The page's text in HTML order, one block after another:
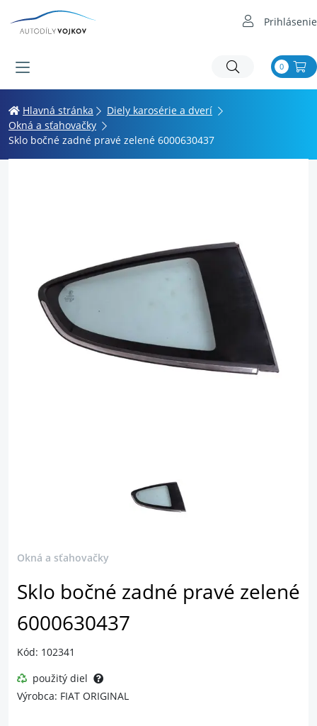
Prihlásenie
0
Hlavná stránka
Diely karosérie a dverí
Okná a sťahovačky
Sklo bočné zadné pravé zelené 6000630437
Okná a sťahovačky
Sklo bočné zadné pravé zelené
6000630437
Kód: 102341
použitý diel
Výrobca: FIAT ORIGINAL